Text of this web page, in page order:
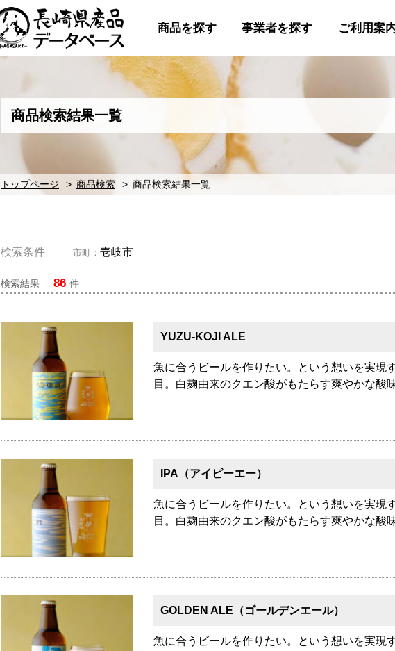
商品を探す 事業者を探す ご利用案
商品検索結果一覧
トップページ 商品検索 商品検索結果一覧
検索条件 市町： 壱岐市
検索結果 86 件
YUZU-KOJI ALE
魚に合うビールを作りたい。という想いを実現
目。白麹由来のクエン酸がもたらす爽やかな酸
IPA（アイピーエー）
魚に合うビールを作りたい。という想いを実現
目。白麹由来のクエン酸がもたらす爽やかな酸
GOLDEN ALE（ゴールデンエール）
魚に合うビールを作りたい。という想いを実現